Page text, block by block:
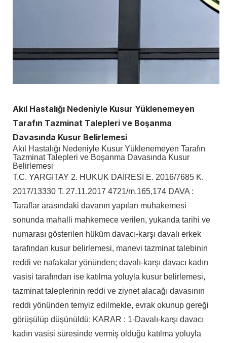
Akıl Hastalığı Nedeniyle Kusur Yüklenemeyen
Tarafın Tazminat Talepleri ve Boşanma
Davasında Kusur Belirlemesi
Akıl Hastalığı Nedeniyle Kusur Yüklenemeyen Tarafın
Tazminat Talepleri ve Boşanma Davasında Kusur
Belirlemesi
T.C. YARGITAY 2. HUKUK DAİRESİ E. 2016/7685 K.
2017/13330 T. 27.11.2017 4721/m.165,174 DAVA :
Taraflar arasındaki davanın yapılan muhakemesi
sonunda mahalli mahkemece verilen, yukarıda tarihi ve
numarası gösterilen hüküm davacı-karşı davalı erkek
tarafından kusur belirlemesi, manevi tazminat talebinin
reddi ve nafakalar yönünden; davalı-karşı davacı kadın
vasisi tarafından ise katılma yoluyla kusur belirlemesi,
tazminat taleplerinin reddi ve ziynet alacağı davasının
reddi yönünden temyiz edilmekle, evrak okunup gereği
görüşülüp düşünüldü: KARAR : 1-Davalı-karşı davacı
kadın vasisi süresinde vermiş olduğu katılma yoluyla